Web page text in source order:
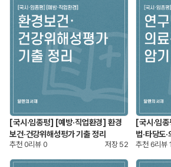
[국시·임종평] [예방·직업환경] 환경
보건·건강위해성평가 기출 정리
추천 0리뷰 0 저장 52
[국시·임
법·타당도
추천 6리뷰 1